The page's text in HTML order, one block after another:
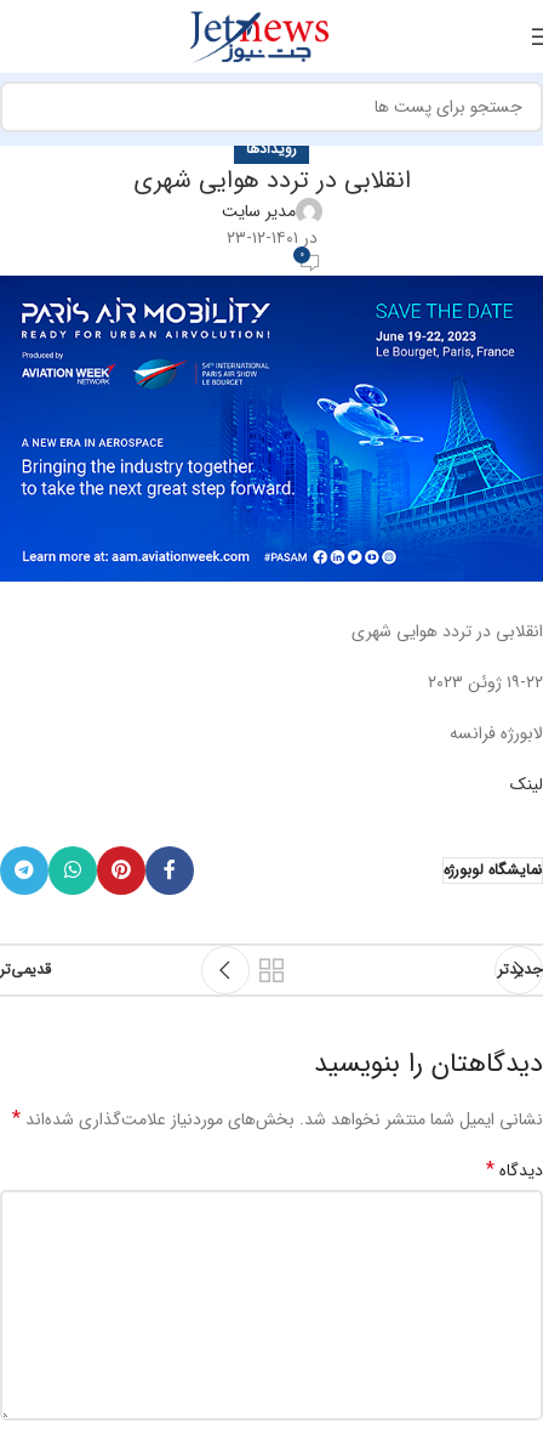
رویدادها
انقلابی در تردد هوایی شهری
مدیر سایت
در ۱۴۰۱-۱۲-۲۳
0
انقلابی در تردد هوایی شهری
۱۹-۲۲ ژوئن ۲۰۲۳
لابورژه فرانسه
لینک
نمایشگاه لوبورژه
جدیدتر قدیمی‌تر
دیدگاهتان را بنویسید
نشانی ایمیل شما منتشر نخواهد شد. بخش‌های موردنیاز علامت‌گذاری شده‌اند *
دیدگاه*